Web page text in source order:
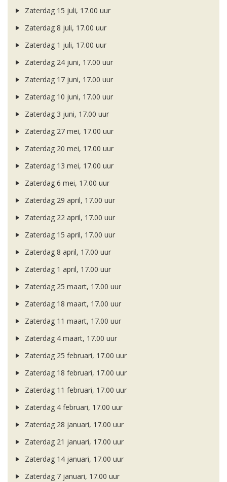
Zaterdag 15 juli, 17.00 uur
Zaterdag 8 juli, 17.00 uur
Zaterdag 1 juli, 17.00 uur
Zaterdag 24 juni, 17.00 uur
Zaterdag 17 juni, 17.00 uur
Zaterdag 10 juni, 17.00 uur
Zaterdag 3 juni, 17.00 uur
Zaterdag 27 mei, 17.00 uur
Zaterdag 20 mei, 17.00 uur
Zaterdag 13 mei, 17.00 uur
Zaterdag 6 mei, 17.00 uur
Zaterdag 29 april, 17.00 uur
Zaterdag 22 april, 17.00 uur
Zaterdag 15 april, 17.00 uur
Zaterdag 8 april, 17.00 uur
Zaterdag 1 april, 17.00 uur
Zaterdag 25 maart, 17.00 uur
Zaterdag 18 maart, 17.00 uur
Zaterdag 11 maart, 17.00 uur
Zaterdag 4 maart, 17.00 uur
Zaterdag 25 februari, 17.00 uur
Zaterdag 18 februari, 17.00 uur
Zaterdag 11 februari, 17.00 uur
Zaterdag 4 februari, 17.00 uur
Zaterdag 28 januari, 17.00 uur
Zaterdag 21 januari, 17.00 uur
Zaterdag 14 januari, 17.00 uur
Zaterdag 7 januari, 17.00 uur